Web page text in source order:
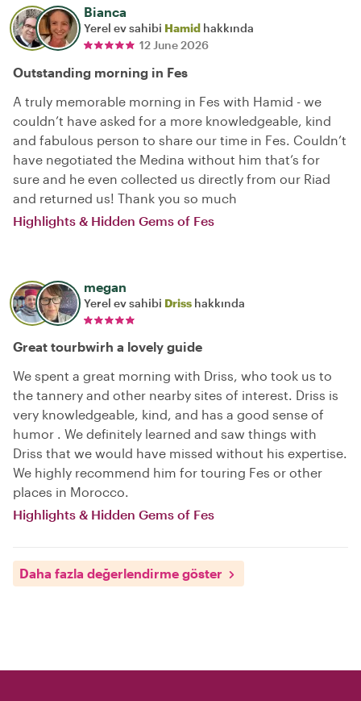
Bianca
Yerel ev sahibi Hamid hakkında
12 June 2026
Outstanding morning in Fes
A truly memorable morning in Fes with Hamid - we
couldn’t have asked for a more knowledgeable, kind
and fabulous person to share our time in Fes. Couldn’t
have negotiated the Medina without him that’s for
sure and he even collected us directly from our Riad
and returned us! Thank you so much
Highlights & Hidden Gems of Fes
megan
Yerel ev sahibi Driss hakkında
Great tourbwirh a lovely guide
We spent a great morning with Driss, who took us to
the tannery and other nearby sites of interest. Driss is
very knowledgeable, kind, and has a good sense of
humor . We definitely learned and saw things with
Driss that we would have missed without his expertise.
We highly recommend him for touring Fes or other
places in Morocco.
Highlights & Hidden Gems of Fes
Daha fazla değerlendirme göster